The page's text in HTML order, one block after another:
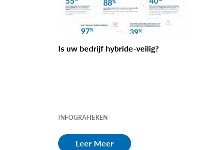
Is uw bedrijf hybride-veilig?
INFOGRAFIEKEN
Leer Meer